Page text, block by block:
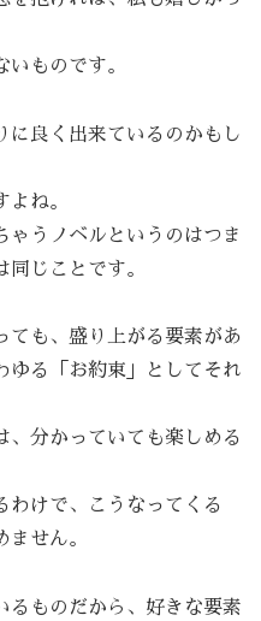
ものです。
に良く出来ているのかもし
ね。
ゃうノベルというのはつま
じことです。
ても、盛り上がる要素があ
ゆる「お約束」としてそれ
、分かっていても楽しめる
わけで、こうなってくる
せん。
るものだから、好きな要素